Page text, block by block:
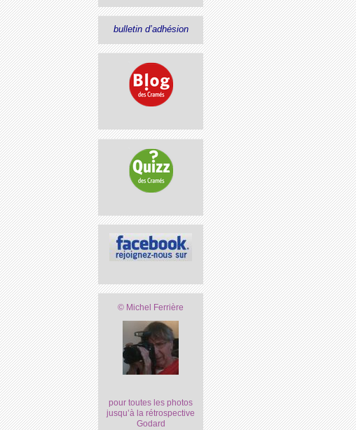
bulletin d’adhésion
© Michel Ferrière
pour toutes les photos
jusqu’à la rétrospective
Godard